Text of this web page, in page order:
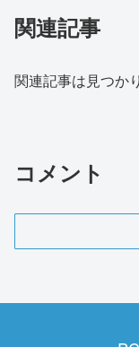
関連記事
関連記事は見つか
コメント